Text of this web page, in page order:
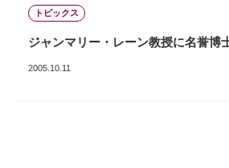
トピックス
ジャンマリー・レーン教授に名誉博
2005.10.11